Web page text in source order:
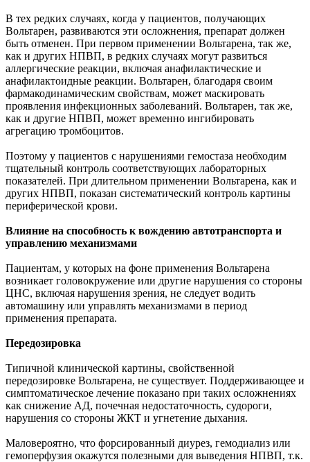
В тех редких случаях, когда у пациентов, получающих
Вольтарен, развиваются эти осложнения, препарат должен
быть отменен. При первом применении Вольтарена, так же,
как и других НПВП, в редких случаях могут развиться
аллергические реакции, включая анафилактические и
анафилактоидные реакции. Вольтарен, благодаря своим
фармакодинамическим свойствам, может маскировать
проявления инфекционных заболеваний. Вольтарен, так же,
как и другие НПВП, может временно ингибировать
агрегацию тромбоцитов.
Поэтому у пациентов с нарушениями гемостаза необходим
тщательный контроль соответствующих лабораторных
показателей. При длительном применении Вольтарена, как и
других НПВП, показан систематический контроль картины
периферической крови.
Влияние на способность к вождению автотранспорта и
управлению механизмами
Пациентам, у которых на фоне применения Вольтарена
возникает головокружение или другие нарушения со стороны
ЦНС, включая нарушения зрения, не следует водить
автомашину или управлять механизмами в период
применения препарата.
Передозировка
Типичной клинической картины, свойственной
передозировке Вольтарена, не существует. Поддерживающее и
симптоматическое лечение показано при таких осложнениях
как снижение АД, почечная недостаточность, судороги,
нарушения со стороны ЖКТ и угнетение дыхания.
Маловероятно, что форсированный диурез, гемодиализ или
гемоперфузия окажутся полезными для выведения НПВП, т.к.